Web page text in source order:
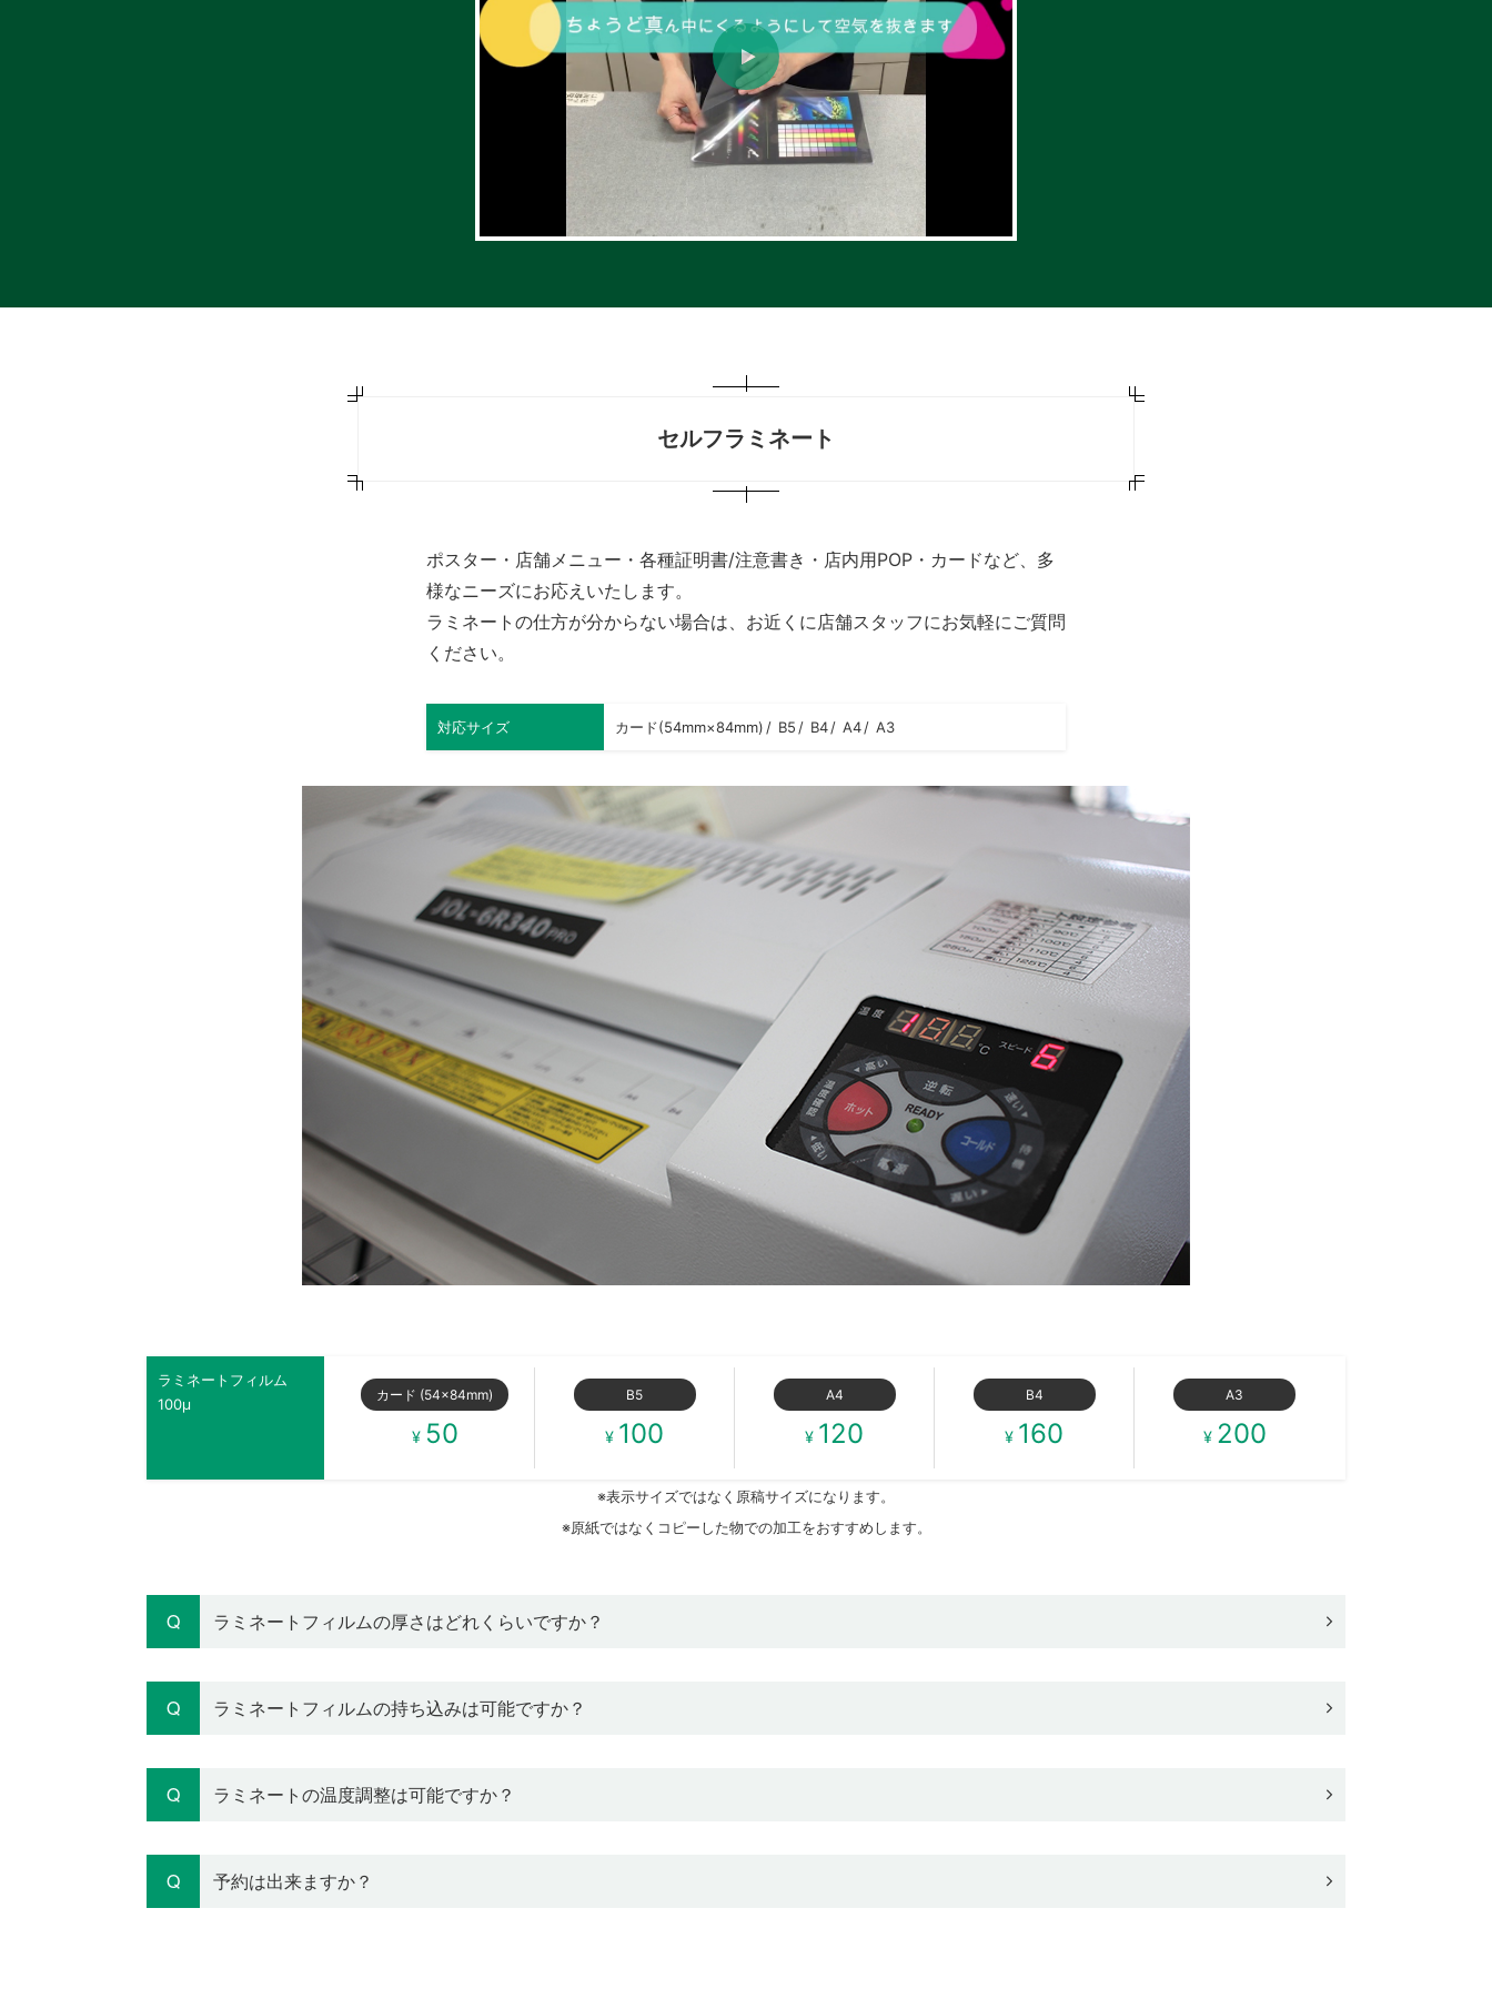
セルフラミネート
ポスター・店舗メニュー・各種証明書/注意書き・店内用POP・カードなど、多
様なニーズにお応えいたします。
ラミネートの仕方が分からない場合は、お近くに店舗スタッフにお気軽にご質問
ください。
対応サイズ カード(54mm×84mm) B5 B4 A4 A3
ラミネートフィルム
100μ
カード (54×84mm)
50
B5
100
A4
120
B4
160
A3
200
表示サイズではなく原稿サイズになります。
原紙ではなくコピーした物での加工をおすすめします。
ラミネートフィルムの厚さはどれくらいですか？
ラミネートフィルムの持ち込みは可能ですか？
ラミネートの温度調整は可能ですか？
予約は出来ますか？